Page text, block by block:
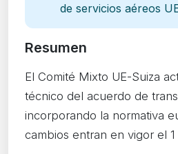
de servicios aéreos
Resumen
El Comité Mixto UE-Suiza
técnico del acuerdo de
incorporando la normativa
cambios entran en vigor el